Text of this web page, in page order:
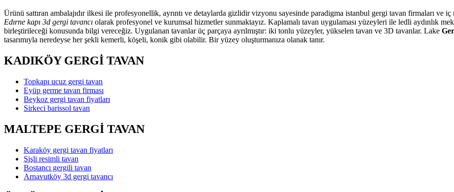
Ürünü sattıran ambalajıdır ilkesi ile profesyonellik, ayrıntı ve detaylarda gizlidir vizyonu sayesinde paradigma istanbul gergi tavan firmaları ve
Edırne kapı 3d gergi tavancı olarak profesyonel ve kurumsal hizmetler sunmaktayız. Kaplamalı tavan uygulaması yüzeyleri ile ledli aydınlık
birleştirileceği konusunda bilgi vereceğiz. Uygulanan tavanlar üç parçaya ayrılmıştır: iki tonlu yüzeyler, yükselen tavan ve 3D tavanlar. Lake
tasarımıyla neredeyse her şekli kemerli, köşeli, konik gibi olabilir. Bir yüzey oluşturmanıza olanak tanır.
KADIKÖY GERGİ TAVAN
Topkapı ucuz gergi tavan
Eyüp germe tavan firması
Beykoz gergi tavan fiyatları
Sirkeci barissol tavan
MALTEPE GERGİ TAVAN
Karaköy gergi tavan fiyatları
Şişli resimli tavan
Bostancı gergili tavan
Arnavutköy 3d gergi tavancı